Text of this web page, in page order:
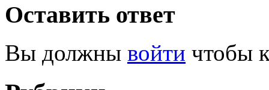
Оставить ответ
Вы должны войти чтобы